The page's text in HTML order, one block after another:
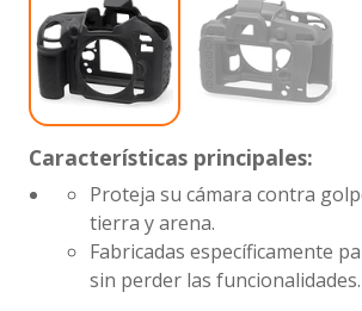
Características principales:
Proteja su cámara contra
tierra y arena.
Fabricadas específicamente
sin perder las funcionalidades.